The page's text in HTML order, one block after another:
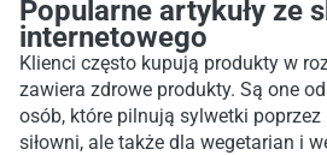
Popularne artykuły ze
internetowego
Klienci często kupują produkty w
zawiera zdrowe produkty. Są one
osób, które pilnują sylwetki
siłowni, ale także dla wegetarian i